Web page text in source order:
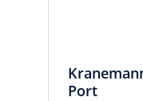
Port